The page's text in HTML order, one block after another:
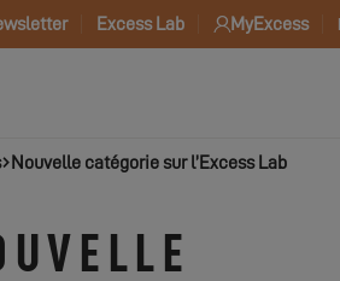
Excess Lab MyExcess
Nouvelle catégorie sur l’Excess Lab